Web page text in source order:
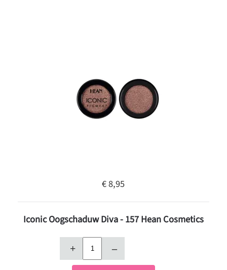
€ 8,95
Iconic Oogschaduw Diva - 157 Hean Cosmetics
+ –